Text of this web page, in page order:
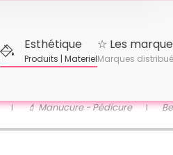
Esthétique
Produits | Materiel
☆ Les
Marques
💄 Manucure - Pédicure